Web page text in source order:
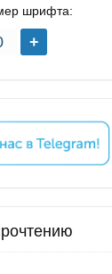
шрифта: